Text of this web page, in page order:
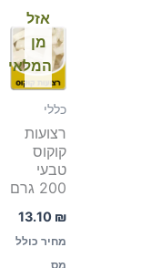
אזל
מן
המלאי
כללי
רצועות
קוקוס
טבעי
200 גרם
13.10 ₪
מחיר כולל
מס